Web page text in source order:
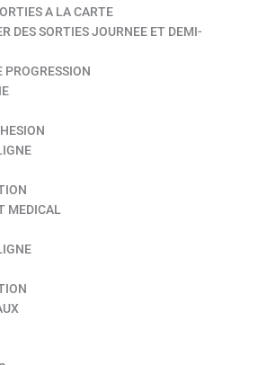
A LA CARTE
DES SORTIES JOURNEE ET DEMI-
PROGRESSION
MEDICAL